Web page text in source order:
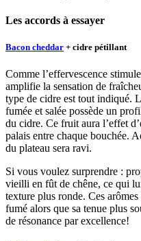
Les accords à essayer
Bacon cheddar + cidre pétillant
Comme l’effervescence
amplifie la sensation de
type de cidre est tout indiqué.
fumée et salée possède un
du cidre. Ce fruit aura l’effet
palais entre chaque bouchée.
du plateau sera ravi.
Si vous voulez surprendre :
vieilli en fût de chêne, ce qui
texture plus ronde. Ces
fumé alors que sa tenue plus
de résonance par excellence!